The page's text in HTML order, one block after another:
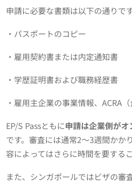
申請に必要な書類は以下の通りです
・パスポートのコピー
・雇用契約書または内定通知書
・学歴証明書および職務経歴書
・雇用主企業の事業情報、ACRA（
EP/S Passともに申請は企業側が
です。審査には通常2〜3週間かか
容によってはさらに時間を要する
また、シンガポールではビザの審